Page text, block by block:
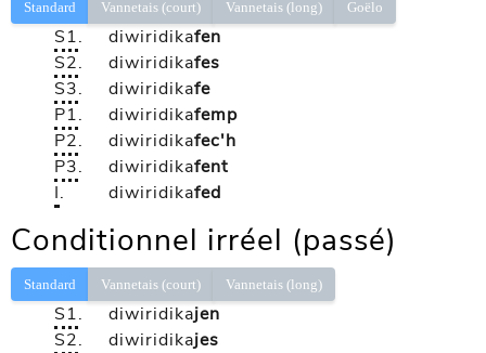
Standard Vannetais (court) Vannetais (long) Goëlo
S1. diwiridikafen
S2. diwiridikafes
S3. diwiridikafe
P1. diwiridikafemp
P2. diwiridikafec'h
P3. diwiridikafent
I. diwiridikafed
Conditionnel irréel (passé)
Standard Vannetais (court) Vannetais (long)
S1. diwiridikajen
S2. diwiridikajes